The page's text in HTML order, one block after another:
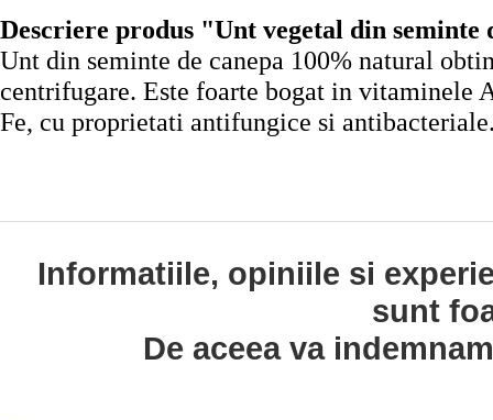
Descriere produs "Unt vegetal din seminte
Unt din seminte de canepa 100% natural
centrifugare. Este foarte bogat in vitaminele
Fe, cu proprietati antifungice si
Informatiile, opiniile si
sunt
De aceea va